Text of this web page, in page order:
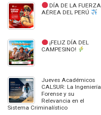
DÍA DE LA FUERZA
AÉREA DEL PERÚ
¡FELIZ DÍA DEL
CAMPESINO!
Jueves Académicos
CALSUR: La Ingeniería
Forense y su
Relevancia en el
Sistema Criminalístico